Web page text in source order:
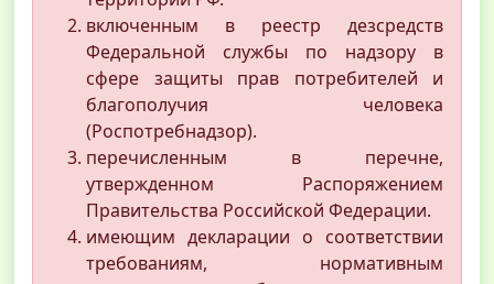
включенным в реестр дезсредств
Федеральной службы по надзору в
сфере защиты прав потребителей и
благополучия человека
(Роспотребнадзор).
перечисленным в перечне,
утвержденном Распоряжением
Правительства Российской Федерации.
имеющим декларации о соответствии
требованиям, нормативным